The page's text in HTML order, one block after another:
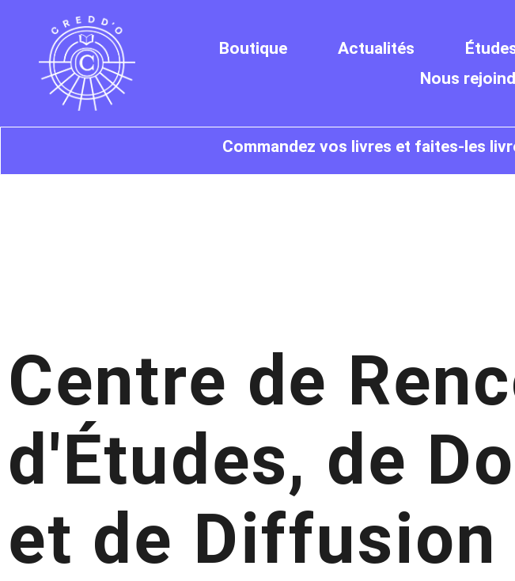
Boutique Actualités
Nous
Commandez vos livres et faites-les
Centre de
d'Études, de
et de Diffusion